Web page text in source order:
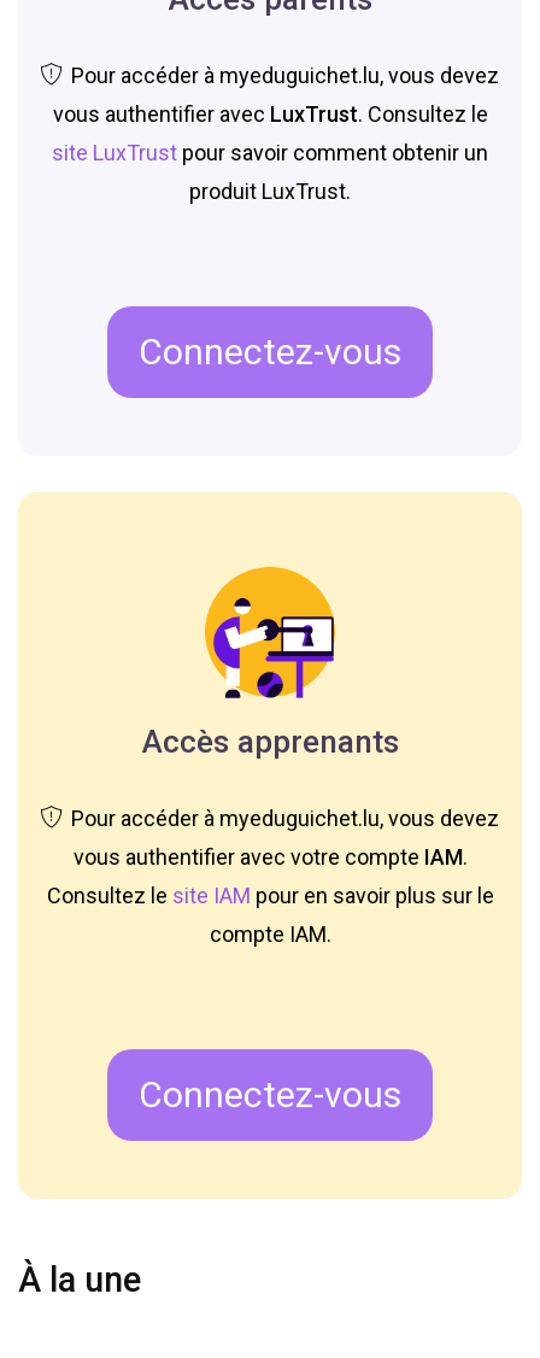
Pour accéder à myeduguichet.lu, vous devez
vous authentifier avec LuxTrust. Consultez le
site LuxTrust pour savoir comment obtenir un
produit LuxTrust.
Connectez-vous
Accès apprenants
Pour accéder à myeduguichet.lu, vous devez
vous authentifier avec votre compte IAM.
Consultez le site IAM pour en savoir plus sur le
compte IAM.
Connectez-vous
À la une